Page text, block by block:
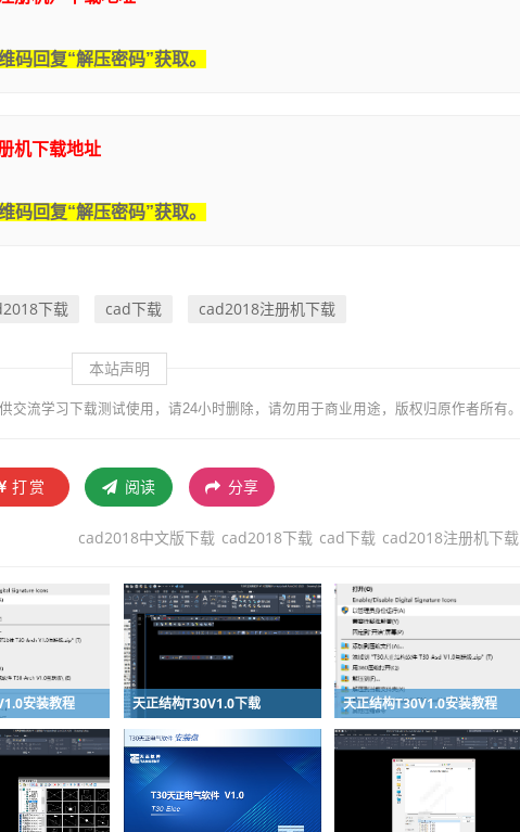
码回复“解压密码”获取。
机下载地址
码回复“解压密码”获取。
下载 cad下载 cad2018注册机下载
本站声明
交流学习下载测试使用，请24小时删除，请勿用于商业用途，版权归原作者所有。
打赏 阅读 分享
cad2018中文版下载 cad2018下载 cad下载 cad2018注册机下载
安装教程 天正结构T30V1.0下载 天正结构T30V1.0安装教程